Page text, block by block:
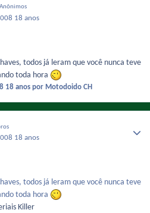
Anônimos
18 anos
todos já leram que você nunca teve
toda hora
18 anos por Motodoido CH
18 anos
todos já leram que você nunca teve
toda hora
Killer